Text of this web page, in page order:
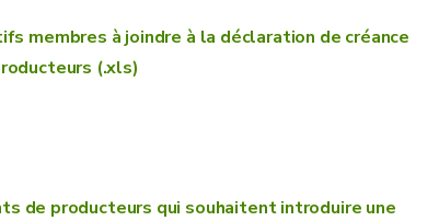
membres à joindre à la déclaration de créance
(.xls)
de producteurs qui souhaitent introduire une